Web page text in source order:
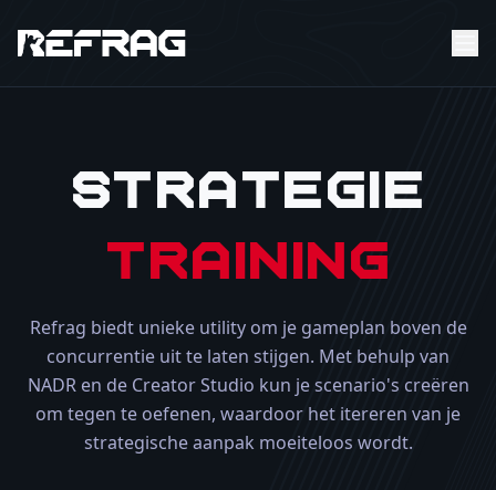
Strategie
Training
Refrag biedt unieke utility om je gameplan boven de
concurrentie uit te laten stijgen. Met behulp van
NADR en de Creator Studio kun je scenario's creëren
om tegen te oefenen, waardoor het itereren van je
strategische aanpak moeiteloos wordt.